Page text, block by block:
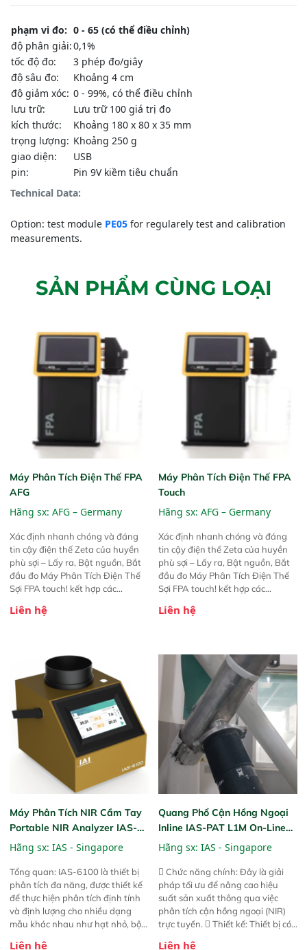
Technical Data:
phạm vi đo: 0 - 65 (có thể điều chỉnh)
độ phân giải:0,1%
tốc độ đo:
3 phép đo/giây
độ sâu đo:
Khoảng 4 cm
độ giảm xóc: 0 - 99%, có thể điều chỉnh
lưu trữ:
Lưu trữ 100 giá trị đo
kích thước:
Khoảng 180 x 80 x 35 mm
trọng lượng: Khoảng 250 g
giao diện:
USB
pin:
Pin 9V kiềm tiêu chuẩn
Option: test module PE05 for regularely test and calibration
measurements.
SẢN PHẨM CÙNG LOẠI
Máy Phân Tích Điện Thế FPA
AFG
Hãng sx: AFG – Germany
Xác định nhanh chóng và đáng
tin cậy điện thế Zeta của huyền
phù sợi – Lấy ra, Bật nguồn, Bắt
đầu đo Máy Phân Tích Điện Thế
Sợi FPA touch! kết hợp các
được chứng minh với sự đơn giản
trước đó. Nhưng so với các phiên
bản trước, FPA touch! nhỏ hơn và
nhẹ hơn đáng kể, đồng thời được
nâng cấp với các tính năng mới.
Liên hệ
Máy Phân Tích Điện Thế FPA
Touch
Hãng sx: AFG – Germany
Xác định nhanh chóng và đáng
tin cậy điện thế Zeta của huyền
phù sợi – Lấy ra, Bật nguồn, Bắt
đầu đo Máy Phân Tích Điện Thế
Sợi FPA touch! kết hợp các
được chứng minh với sự đơn giản
trước đó. Nhưng so với các phiên
bản trước, FPA touch! nhỏ hơn và
nhẹ hơn đáng kể, đồng thời được
nâng cấp với các tính năng mới.
Liên hệ
Máy Phân Tích NIR Cầm Tay
Portable NIR Analyzer IAS-
6100
Hãng sx: IAS - Singapore
Tổng quan: IAS-6100 là thiết bị
phân tích đa năng, được thiết kế
để thực hiện phân tích định tính
và định lượng cho nhiều dạng
mẫu khác nhau như hạt nhỏ, bột,
Liên hệ
Quang Phổ Cận Hồng Ngoại
Inline IAS-PAT L1M On-Line
NIR
Hãng sx: IAS - Singapore
 Chức năng chính: Đây là giải
pháp tối ưu để nâng cao hiệu
suất sản xuất thông qua việc
phân tích cận hồng ngoại (NIR)
trực tuyến.  Thiết kế: Thiết bị có
Liên hệ